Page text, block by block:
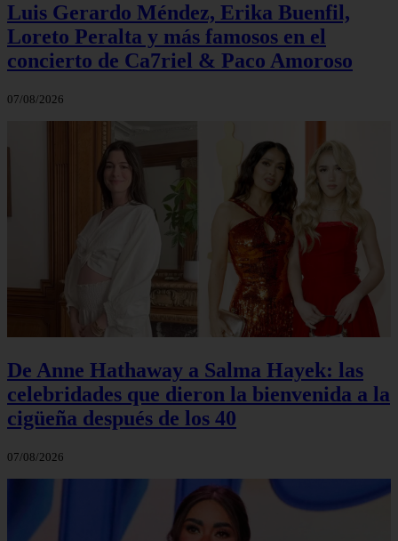
Luis Gerardo Méndez, Erika Buenfil,
Loreto Peralta y más famosos en el
concierto de Ca7riel & Paco Amoroso
07/08/2026
De Anne Hathaway a Salma Hayek: las
celebridades que dieron la bienvenida a la
cigüeña después de los 40
07/08/2026